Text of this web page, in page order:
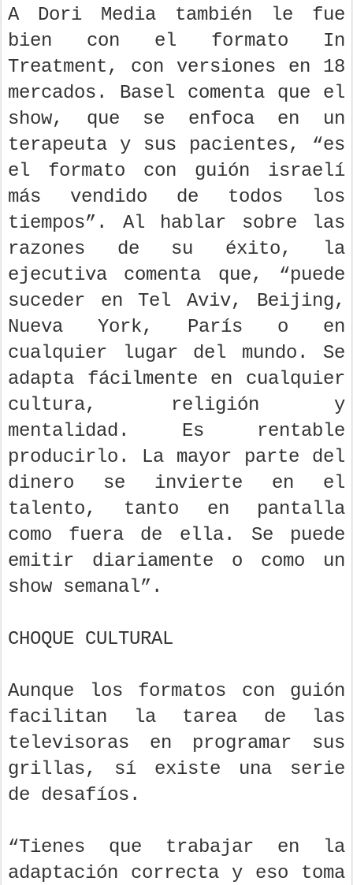
A Dori Media también le fue
bien con el formato In
Treatment, con versiones en 18
mercados. Basel comenta que el
show, que se enfoca en un
terapeuta y sus pacientes, “es
el formato con guión israelí
más vendido de todos los
tiempos”. Al hablar sobre las
razones de su éxito, la
ejecutiva comenta que, “puede
suceder en Tel Aviv, Beijing,
Nueva York, París o en
cualquier lugar del mundo. Se
adapta fácilmente en cualquier
cultura, religión y
mentalidad. Es rentable
producirlo. La mayor parte del
dinero se invierte en el
talento, tanto en pantalla
como fuera de ella. Se puede
emitir diariamente o como un
show semanal”.
CHOQUE CULTURAL
Aunque los formatos con guión
facilitan la tarea de las
televisoras en programar sus
grillas, sí existe una serie
de desafíos.
“Tienes que trabajar en la
adaptación correcta y eso toma